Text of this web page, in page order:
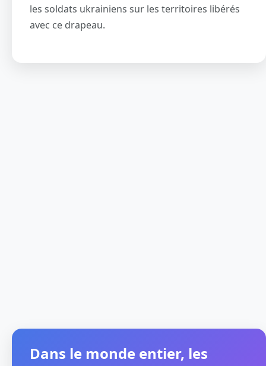
les soldats ukrainiens sur les territoires libérés
avec ce drapeau.
Dans le monde entier, les